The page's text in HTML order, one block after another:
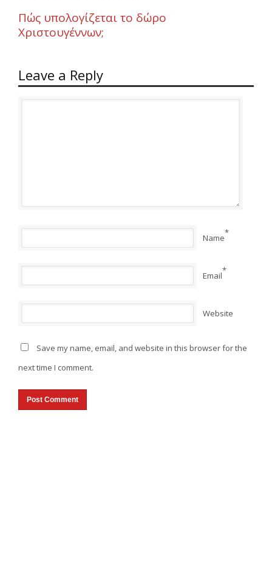
Πώς υπολογίζεται το δώρο
Χριστουγέννων;
Leave a Reply
Name*
Email*
Website
Save my name, email, and website in this browser for the
next time I comment.